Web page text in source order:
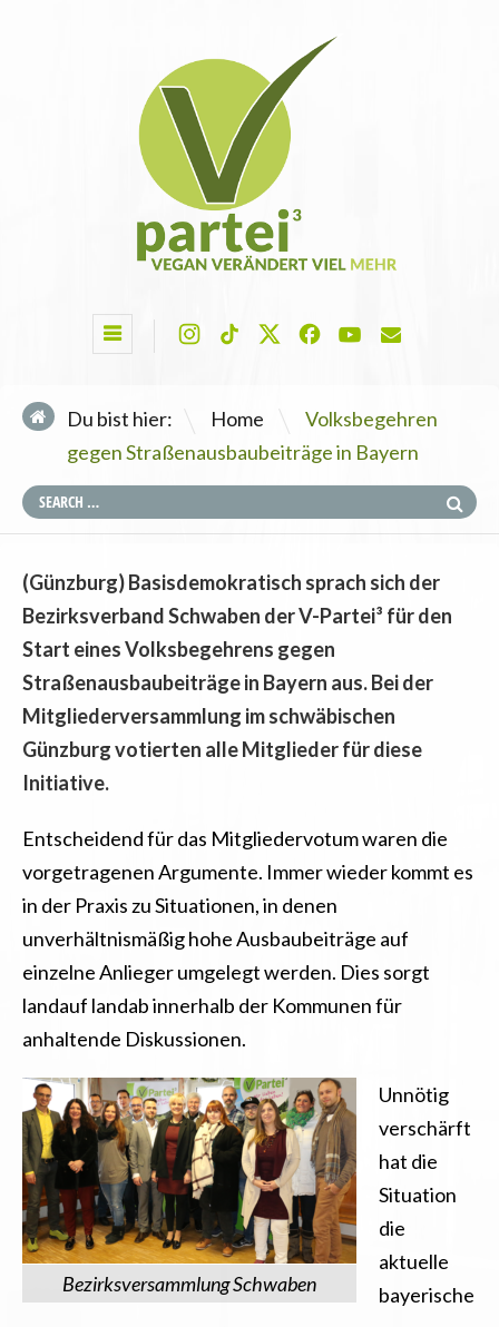
Du bist hier: Home \
Volksbegehren
gegen Straßenausbaubeiträge in Bayern
(Günzburg) Basisdemokratisch sprach sich der
Bezirksverband Schwaben der V-Partei³ für den
Start eines Volksbegehrens gegen
Straßenausbaubeiträge in Bayern aus. Bei der
Mitgliederversammlung im schwäbischen
Günzburg votierten alle Mitglieder für diese
Initiative.
Entscheidend für das Mitgliedervotum waren die
vorgetragenen Argumente. Immer wieder kommt es
in der Praxis zu Situationen, in denen
unverhältnismäßig hohe Ausbaubeiträge auf
einzelne Anlieger umgelegt werden. Dies sorgt
landauf landab innerhalb der Kommunen für
anhaltende Diskussionen.
Bezirksversammlung Schwaben
Unnötig
verschärft
hat die
Situation
die
aktuelle
bayerische